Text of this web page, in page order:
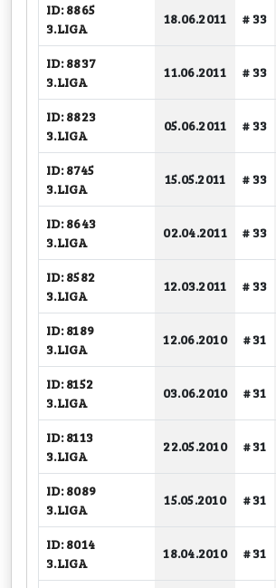
ID: 8865
3.LIGA
18.06.2011 # 33
ID: 8837
3.LIGA
11.06.2011 # 33
ID: 8823
3.LIGA
05.06.2011 # 33
ID: 8745
3.LIGA
15.05.2011 # 33
ID: 8643
3.LIGA
02.04.2011 # 33
ID: 8582
3.LIGA
12.03.2011 # 33
ID: 8189
3.LIGA
12.06.2010 # 31
ID: 8152
3.LIGA
03.06.2010 # 31
ID: 8113
3.LIGA
22.05.2010 # 31
ID: 8089
3.LIGA
15.05.2010 # 31
ID: 8014
3.LIGA
18.04.2010 # 31